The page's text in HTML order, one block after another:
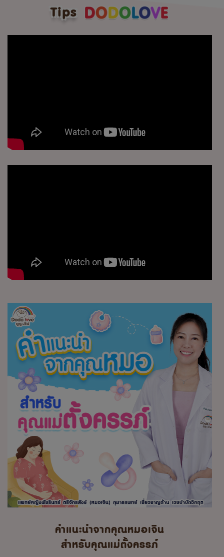
Tips
คำแนะนำจากคุณหมอเจิน
สำหรับคุณแม่ตั้งครรภ์